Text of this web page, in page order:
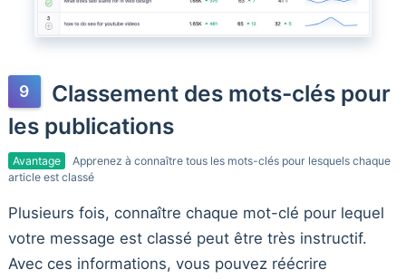
Classement des mots-clés pour
les publications
Avantage
Apprenez à connaître tous les mots-clés pour lesquels chaque
article est classé
Plusieurs fois, connaître chaque mot-clé pour lequel
votre message est classé peut être très instructif.
Avec ces informations, vous pouvez réécrire